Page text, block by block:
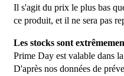
Il s'agit du prix le plus bas
ce produit, et il ne sera pas
Les stocks sont
Prime Day est valable dans
D'après nos données de